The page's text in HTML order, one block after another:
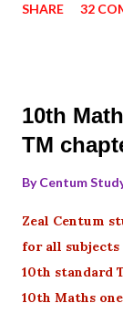
SHARE 32
10th
TM
ByCentum
Zeal Centum
for all
10th standard
10th Maths